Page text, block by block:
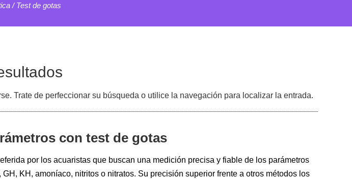
/ Test de gotas
Trate de perfeccionar su búsqueda o utilice la navegación para localizar la entrada.
con test de gotas
por los acuaristas que buscan una medición precisa y fiable de los parámetros
KH, amoníaco, nitritos o nitratos. Su precisión superior frente a otros métodos los